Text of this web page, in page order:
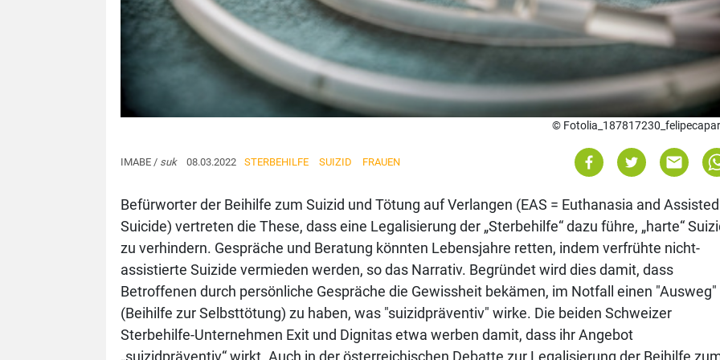
©
IMABE / suk08.03.2022 STERBEHILFE SUIZID FRAUEN
Befürworter der Beihilfe zum Suizid und Tötung auf Verlangen (EAS = Euthanasia and Assisted
Suicide) vertreten die These, dass eine Legalisierung der „Sterbehilfe“ dazu führe, „harte“
zu verhindern. Gespräche und Beratung könnten Lebensjahre retten, indem verfrühte nicht-
assistierte Suizide vermieden werden, so das Narrativ. Begründet wird dies damit, dass
Betroffenen durch persönliche Gespräche die Gewissheit bekämen, im Notfall einen "Ausweg"
(Beihilfe zur Selbsttötung) zu haben, was "suizidpräventiv" wirke. Die beiden Schweizer
Sterbehilfe-Unternehmen Exit und Dignitas etwa werben damit, dass ihr Angebot
„suizidpräventiv“ wirkt. Auch in der österreichischen Debatte zur Legalisierung der Beihilfe